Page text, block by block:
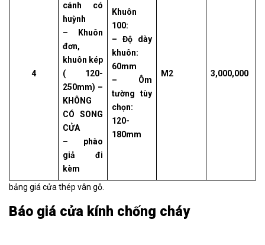
4
cánh có
huỳnh
– Khuôn
đơn,
khuôn kép
( 120-
250mm) –
KHÔNG
CÓ SONG
CỬA
– phào
giả đi
kèm
Khuôn
100:
– Độ dày
khuôn:
60mm
– Ôm
tường tùy
chọn:
120-
180mm
M2 3,000,000
bảng giá cửa thép vân gỗ.
Báo giá cửa kính chống cháy